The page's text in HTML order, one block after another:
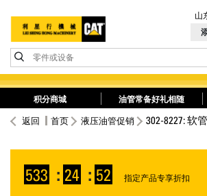
零件或设备
山
积分商城 油管常备好礼相随
返回 首页 液压油管促销 302-8227: 软
533 : 24 : 52 指定产品专享折扣